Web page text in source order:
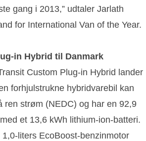
gang i 2013,” udtaler Jarlath
for International Van of the Year.
in Hybrid til Danmark
Custom Plug-in Hybrid lander
forhjulstrukne hybridvarebil kan
ren strøm (NEDC) og har en 92,9
et 13,6 kWh lithium-ion-batteri.
liters EcoBoost-benzinmotor